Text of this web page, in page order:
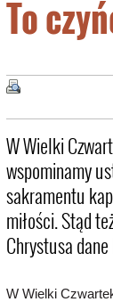
To
W Wielki
wspominamy
sakramentu
miłości. Stąd
Chrystusa
W Wielki